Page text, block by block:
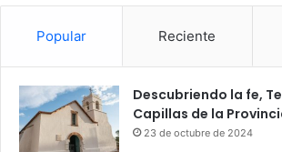
Popular Reciente
Descubriendo la fe,
Capillas de la
23 de octubre de 2024